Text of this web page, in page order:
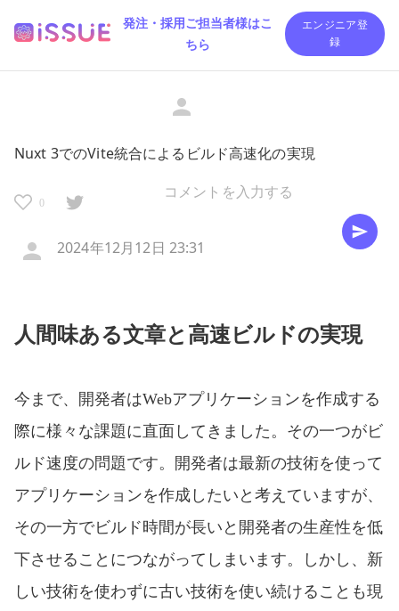
発注・採用ご担当者様はこ
ちら
エンジニア登
録
Nuxt 3でのVite統合によるビルド高速化の実現
0
2024年12月12日 23:31
人間味ある文章と高速ビルドの実現
今まで、開発者はWebアプリケーションを作成する
際に様々な課題に直面してきました。その一つがビ
ルド速度の問題です。開発者は最新の技術を使って
アプリケーションを作成したいと考えていますが、
その一方でビルド時間が長いと開発者の生産性を低
下させることにつながってしまいます。しかし、新
しい技術を使わずに古い技術を使い続けることも現